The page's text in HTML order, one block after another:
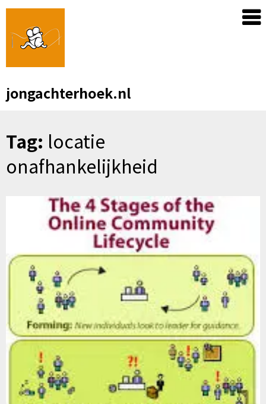
Skip
content
jongachterhoek.nl
Tag: locatie
onafhankelijkheid